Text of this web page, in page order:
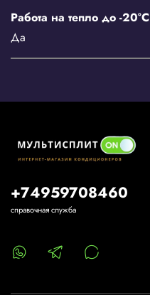
Работа на тепло до -20°С
Да
+74959708460
справочная служба